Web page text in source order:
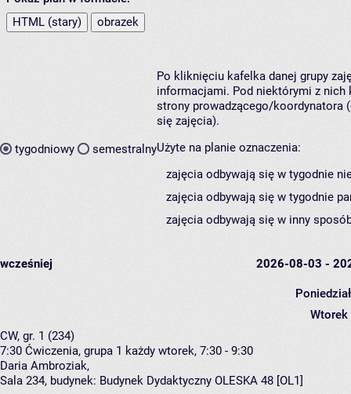
HTML (stary)
obrazek
tygodniowy semestralny
Po kliknięciu kafelka danej grupy
informacjami. Pod niektórymi z nich
strony prowadzącego/koordynatora
się zajęcia).
Użyte na planie oznaczenia:
zajęcia odbywają się w tygodnie
zajęcia odbywają się w tygodnie
zajęcia odbywają się w inny
wcześniej 2026-08-03 -
Wtorek
CW, gr. 1 (234)
7:30 Ćwiczenia, grupa 1 każdy wtorek, 7:30 - 9:30
Daria Ambroziak,
Sala 234, budynek: Budynek Dydaktyczny OLESKA 48 [OL1]